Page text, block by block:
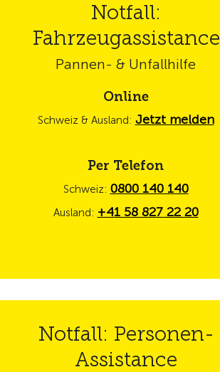
Notfall:
Fahrzeugassistance
Pannen- & Unfallhilfe
Online
Schweiz & Ausland: Jetzt melden
Per Telefon
Schweiz: 0800 140 140
Ausland: +41 58 827 22 20
Notfall: Personen-
Assistance